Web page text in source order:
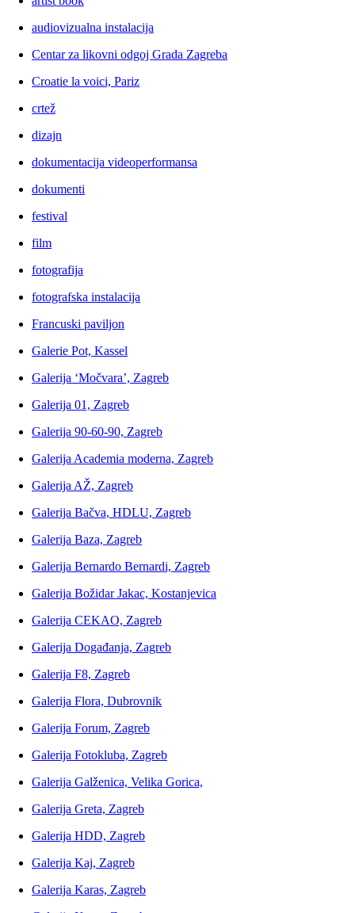
audiovizualna instalacija
Centar za likovni odgoj Grada Zagreba
Croatie la voici, Pariz
crtež
dizajn
dokumentacija videoperformansa
dokumenti
festival
film
fotografija
fotografska instalacija
Francuski paviljon
Galerie Pot, Kassel
Galerija ‘Močvara’, Zagreb
Galerija 01, Zagreb
Galerija 90-60-90, Zagreb
Galerija Academia moderna, Zagreb
Galerija AŽ, Zagreb
Galerija Bačva, HDLU, Zagreb
Galerija Baza, Zagreb
Galerija Bernardo Bernardi, Zagreb
Galerija Božidar Jakac, Kostanjevica
Galerija CEKAO, Zagreb
Galerija Događanja, Zagreb
Galerija F8, Zagreb
Galerija Flora, Dubrovnik
Galerija Forum, Zagreb
Galerija Fotokluba, Zagreb
Galerija Galženica, Velika Gorica,
Galerija Greta, Zagreb
Galerija HDD, Zagreb
Galerija Kaj, Zagreb
Galerija Karas, Zagreb